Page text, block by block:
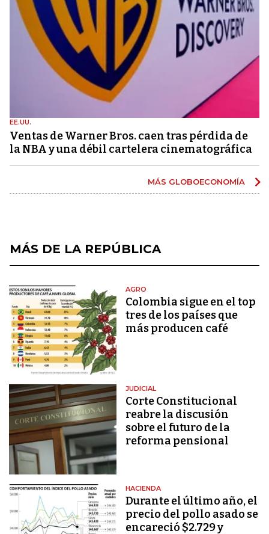
EE.UU.
Ventas de Warner Bros. caen tras pérdida de
la NBA y una débil cartelera cinematográfica
MÁS GLOBOECONOMÍA
MÁS DE LA REPÚBLICA
AGRO
Colombia sigue en el top
tres de los países que
más producen café
JUDICIAL
Corte Constitucional
reabre la discusión
sobre el futuro de la
reforma pensional
HACIENDA
Durante el último año, el
precio del pollo asado se
encareció $2.729 y